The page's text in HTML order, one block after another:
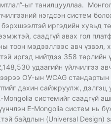
ыг танилцууллаа.
нэгдсэн систем
иргэдийн хувьд
саадгүй авах гол
тоон мэдээллээс авч үзвэл,
иргэд нийтдээ 358 төрлийн
удаагийн үйлчилгээ
ОУ-ын WCAG стандартын
дахин сайжруулж,
Mongolia системийг саадгүй
E-Mongolia систем нь
байдлын (Universal Design)